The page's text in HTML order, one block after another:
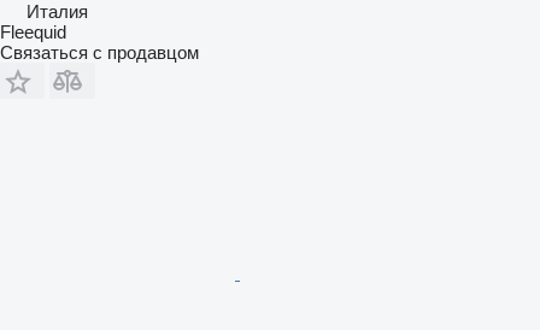
Италия
Fleequid
Связаться с продавцом